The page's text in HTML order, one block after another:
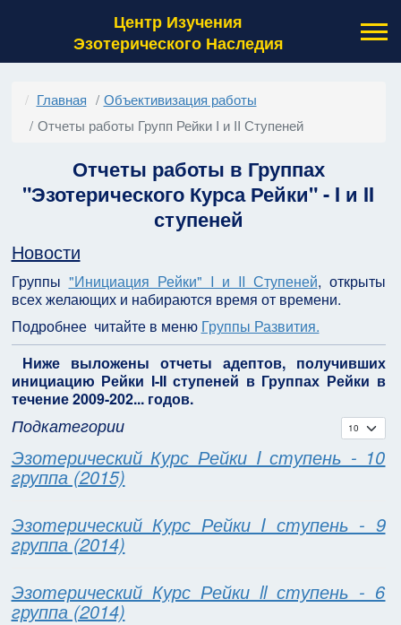
Центр Изучения
Эзотерического Наследия
Главная
Объективизация работы
Отчеты работы Групп Рейки I и II Ступеней
Отчеты работы в Группах
"Эзотерического Курса Рейки" - I и II
ступеней
Новости
Группы "Инициация Рейки" I и II Ступеней, открыты
всех желающих и набираются время от времени.
Подробнее читайте в меню Группы Развития.
Ниже выложены отчеты адептов, получивших
инициацию Рейки I-II ступеней в Группах Рейки в
течение 2009-202... годов.
Кол-во
Подкатегории
Эзотерический Курс Рейки I ступень - 10
группа (2015)
Эзотерический Курс Рейки I ступень - 9
группа (2014)
Эзотерический Курс Рейки ll ступень - 6
группа (2014)